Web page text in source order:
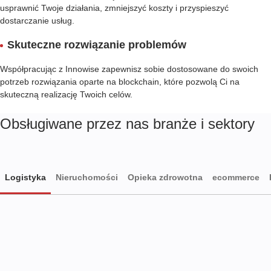
usprawnić Twoje działania, zmniejszyć koszty i przyspieszyć
dostarczanie usług.
Skuteczne rozwiązanie problemów
Współpracując z Innowise zapewnisz sobie dostosowane do swoich
potrzeb rozwiązania oparte na blockchain, które pozwolą Ci na
skuteczną realizację Twoich celów.
Obsługiwane przez nas branże i sektory
Logistyka Nieruchomości Opieka zdrowotna ecommerce